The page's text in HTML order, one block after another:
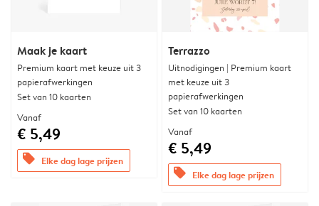
Maak je kaart
Premium kaart met keuze uit 3
papierafwerkingen
Set van 10 kaarten
Vanaf
€ 5,49
offers Elke dag lage prijzen
Terrazzo
Uitnodigingen | Premium kaart
met keuze uit 3
papierafwerkingen
Set van 10 kaarten
Vanaf
€ 5,49
offers Elke dag lage prijzen